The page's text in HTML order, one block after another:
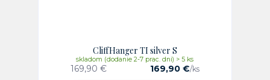
CliffHanger TI silver S
169,90 € 169,90 €/ks
skladom (dodanie 2-7 prac. dni) > 5 ks